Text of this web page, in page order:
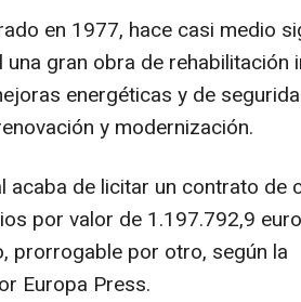
en 1977, hace casi medio
gran obra de rehabilitación
energéticas y de
y modernización.
acaba de licitar un contrato de
por valor de 1.197.792,9
prorrogable por otro, según la
Europa Press.